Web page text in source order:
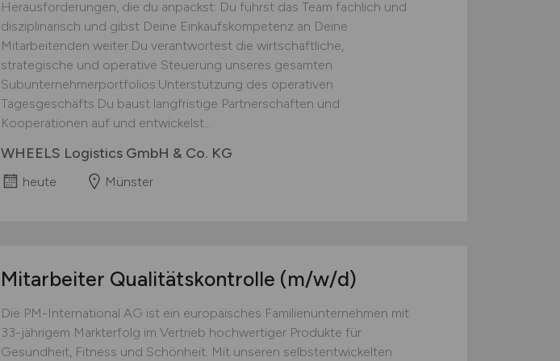
Herausforderungen, die du anpackst: Du führst das Team fachlich und
disziplinarisch und gibst Deine Einkaufskompetenz an Deine
Mitarbeitenden weiter.Du verantwortest die wirtschaftliche,
strategische und operative Steuerung unseres gesamten
Subunternehmerportfolios.Unterstützung des operativen
Tagesgeschäfts.Du baust langfristige Partnerschaften und
Kooperationen auf und entwickelst...
WHEELS Logistics GmbH & Co. KG
heute Münster
Mitarbeiter Qualitätskontrolle (m/w/d)
Die PM-International AG ist ein europäisches Familienunternehmen mit
33-jährigem Markterfolg im Vertrieb hochwertiger Produkte für
Gesundheit, Fitness und Schönheit. Mit unseren selbstentwickelten